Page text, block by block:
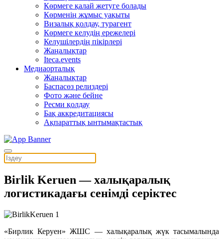
Көрмеге қалай жетуге болады
Көрменің жұмыс уақыты
Визалық қолдау, турагент
Көрмеге келудің ережелері
Келушілердің пікірлері
Жаңалықтар
Iteca.events
Медиаорталық
Жаңалықтар
Баспасөз релиздері
Фото және бейне
Ресми қолдау
Бақ аккредитациясы
Ақпараттық ынтымақтастық
Birlik Keruen — халықаралық
логистикадағы сенімді серіктес
«Бирлик Керуен» ЖШС — халықаралық жүк тасымалында